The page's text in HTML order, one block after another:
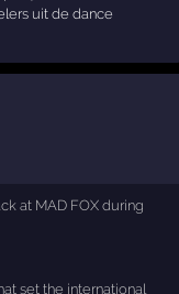
uit de dance
at MAD FOX during
set the international